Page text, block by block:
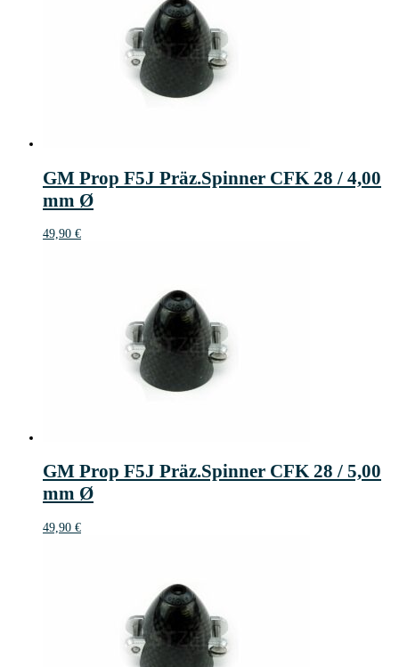
GM Prop F5J Präz.Spinner CFK 28 / 4,00
mm Ø
49,90 €
GM Prop F5J Präz.Spinner CFK 28 / 5,00
mm Ø
49,90 €